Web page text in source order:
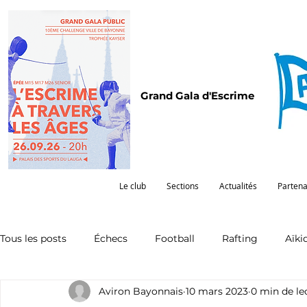
Grand Gala d'Escrime
Le club Sections Actualités
Tous les posts Échecs Football Rafting
Omnisports Partenariat Pelote Pentathlon
Aviron Bayonnais 10 mars 2023 0 min de